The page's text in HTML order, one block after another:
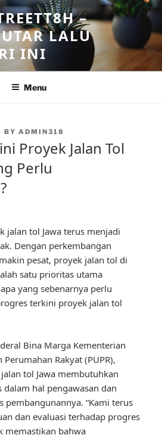
–
LALU
INI
Menu
BY ADMIN318
Proyek Jalan Tol
Perlu
jalan tol Jawa terus menjadi
Dengan perkembangan
pesat, proyek jalan tol di
satu prioritas utama
yang sebenarnya perlu
terkini proyek jalan tol
Bina Marga Kementerian
Rakyat (PUPR),
tol Jawa membutuhkan
hal pengawasan dan
pembangunannya. “Kami terus
dan evaluasi terhadap progres
memastikan bahwa